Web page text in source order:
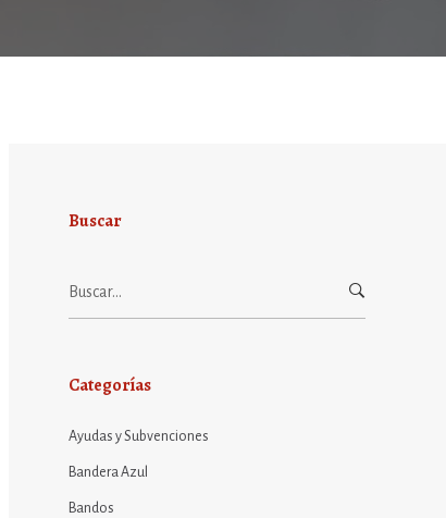
Buscar
Categorías
Ayudas y Subvenciones
Bandera Azul
Bandos